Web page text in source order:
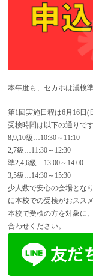
本年度も、セカホは漢検
第1回実施日程は6月16日(
受検時間は以下の通りです
8,9,10級…10:30～11:10
2,7級…11:30～12:30
準2,4,6級…13:00～14:00
3,5級…14:30～15:30
少人数で安心の会場とな
に本校での受検がおススメ
本校で受検の方を対象に
合わせください。